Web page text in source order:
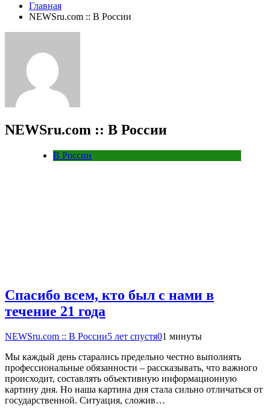
Главная
NEWSru.com :: В России
NEWSru.com :: В России
В России
Спасибо всем, кто был с нами в
течение 21 года
NEWSru.com :: В России5 лет спустя01 минуты
Мы каждый день старались предельно честно выполнять
профессиональные обязанности – рассказывать, что важного
происходит, составлять объективную информационную
картину дня. Но наша картина дня стала сильно отличаться от
государственной. Ситуация, сложив…